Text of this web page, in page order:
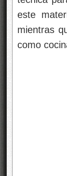
este
mientras
como